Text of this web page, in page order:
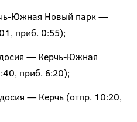
Южная Новый парк —
приб. 0:55);
— Керчь-Южная
приб. 6:20);
— Керчь (отпр. 10:20,